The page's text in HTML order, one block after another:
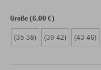
Größe (6,00 €)
(35-38) (39-42) (43-46)